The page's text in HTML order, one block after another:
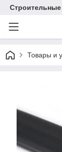
Товары и